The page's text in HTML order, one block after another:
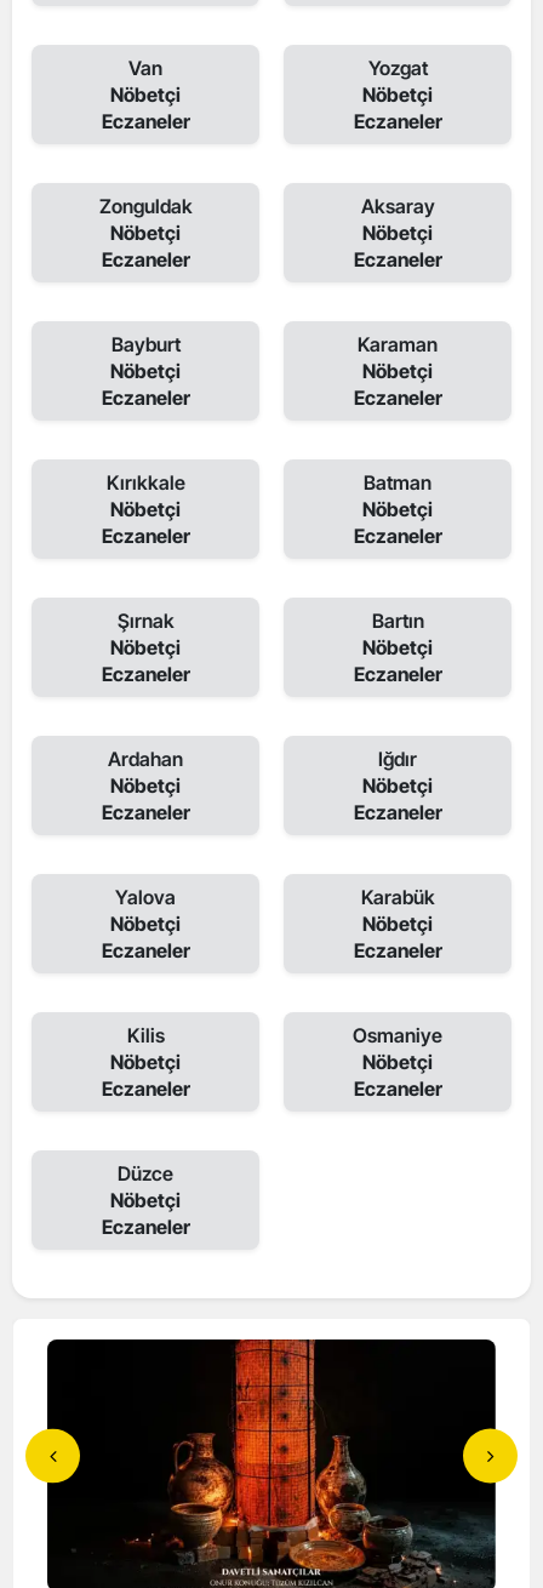
Van
Nöbetçi
Eczaneler
Yozgat
Nöbetçi
Eczaneler
Zonguldak
Nöbetçi
Eczaneler
Aksaray
Nöbetçi
Eczaneler
Bayburt
Nöbetçi
Eczaneler
Karaman
Nöbetçi
Eczaneler
Kırıkkale
Nöbetçi
Eczaneler
Batman
Nöbetçi
Eczaneler
Şırnak
Nöbetçi
Eczaneler
Bartın
Nöbetçi
Eczaneler
Ardahan
Nöbetçi
Eczaneler
Iğdır
Nöbetçi
Eczaneler
Yalova
Nöbetçi
Eczaneler
Karabük
Nöbetçi
Eczaneler
Kilis
Nöbetçi
Eczaneler
Osmaniye
Nöbetçi
Eczaneler
Düzce
Nöbetçi
Eczaneler